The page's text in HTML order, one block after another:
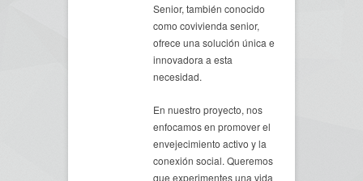
Senior, también conocido
como covivienda senior,
ofrece una solución única e
innovadora a esta
necesidad.
En nuestro proyecto, nos
enfocamos en promover el
envejecimiento activo y la
conexión social. Queremos
que experimentes una vida